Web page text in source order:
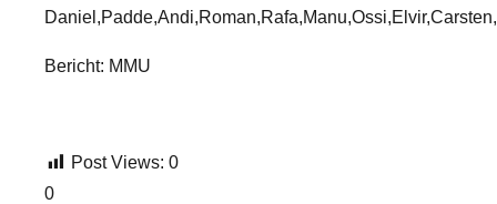
Bericht: MMU
Post Views: 0
0